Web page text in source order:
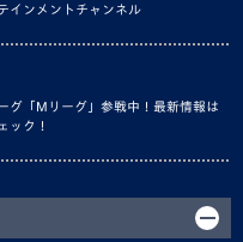
インメントチャンネル
グ「Mリーグ」参戦中！最新情報は
ック！